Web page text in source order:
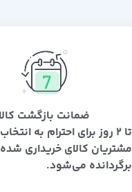
ضمانت بازگشت کالا
تا 2 روز برای احترام به انتخاب
مشتریان کالای خریداری شده
برگردانده می‌شود.